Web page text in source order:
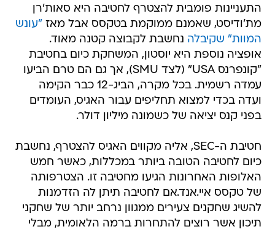
התעניינות פומבית להצטרף לחטיבה היא סאות'רן
מת'ודיסט, שאמנם ממוקמת בטקסס אבל מאז "עונש
המוות" שקיבלה נחשבת לקבוצה קטנה מאוד.
אופציה נוספת היא יוסטון, המשחקת כיום בחטיבת
"קונפרנס USA" (לצד SMU), אך גם הם טרם הביעו
עמדה רשמית. בכל מקרה, הביג-12 כבר הקימה
ועדה בכדי למצוא תחליפים עבור האגיס, העומדים
בפני קנס יציאה של כשמונה מיליון דולר.
חטיבת ה-SEC, אליה מקווים האגיס להצטרף, נחשבת
כיום לחטיבה הטובה ביותר במכללות, כאשר חמש
האלופות האחרונות הגיעו מחטיבה זו. הצטרפותה
של טקסס איי.אנד.אם לחטיבה תיתן לה הזדמנות
להשיג שחקנים צעירים ממגוון נרחב יותר של שחקני
תיכון אשר רוצים להתחרות ברמה הלאומית, מבלי